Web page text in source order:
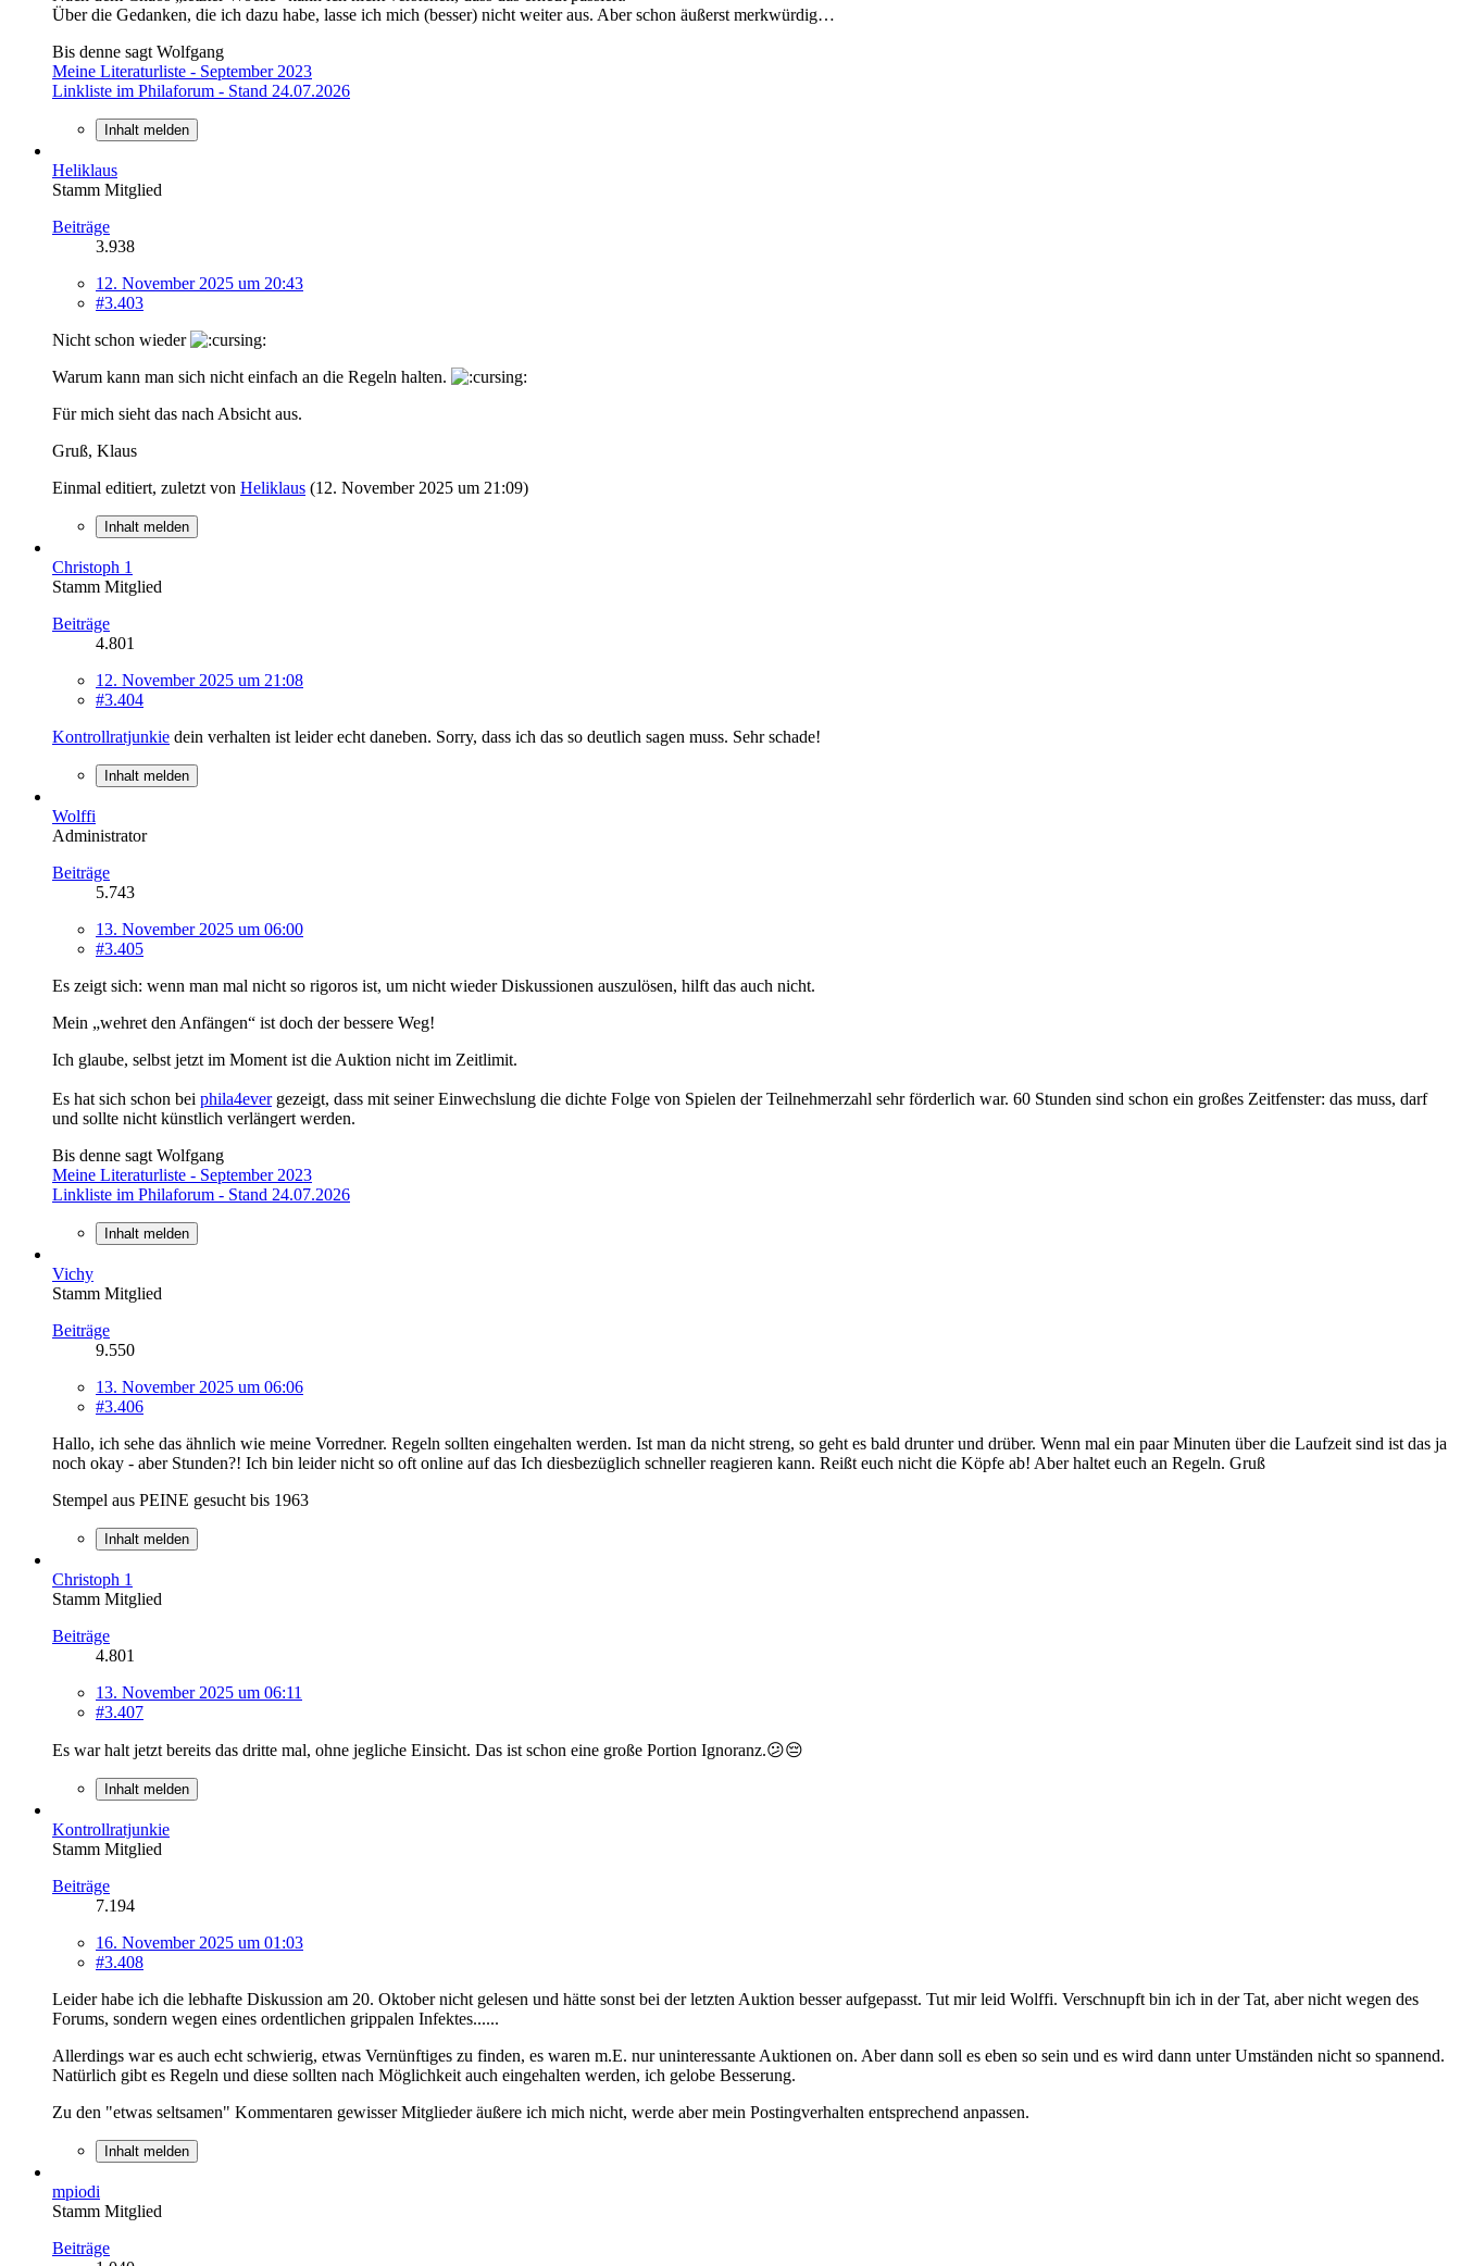
Über die Gedanken, die ich dazu habe, lasse ich mich (besser) nicht weiter aus. Aber schon äußerst merkwürdig…
Bis denne sagt Wolfgang
Meine Literaturliste - September 2023
Linkliste im Philaforum - Stand 24.07.2026
Inhalt melden
Heliklaus
Stamm Mitglied
Beiträge
3.938
12. November 2025 um 20:43
#3.403
Nicht schon wieder
Warum kann man sich nicht einfach an die Regeln halten.
Für mich sieht das nach Absicht aus.
Gruß, Klaus
Einmal editiert, zuletzt von Heliklaus (12. November 2025 um 21:09)
Inhalt melden
Christoph 1
Stamm Mitglied
Beiträge
4.801
12. November 2025 um 21:08
#3.404
Kontrollratjunkie dein verhalten ist leider echt daneben. Sorry, dass ich das so deutlich sagen muss. Sehr schade!
Inhalt melden
Wolffi
Administrator
Beiträge
5.743
13. November 2025 um 06:00
#3.405
Es zeigt sich: wenn man mal nicht so rigoros ist, um nicht wieder Diskussionen auszulösen, hilft das auch nicht.
Mein „wehret den Anfängen“ ist doch der bessere Weg!
Ich glaube, selbst jetzt im Moment ist die Auktion nicht im Zeitlimit.
Es hat sich schon bei phila4evergezeigt, dass mit seiner Einwechslung die dichte Folge von Spielen der Teilnehmerzahl sehr förderlich war. 60 Stunden sind schon ein großes Zeitfenster: das muss, darf
und sollte nicht künstlich verlängert werden.
Bis denne sagt Wolfgang
Meine Literaturliste - September 2023
Linkliste im Philaforum - Stand 24.07.2026
Inhalt melden
Vichy
Stamm Mitglied
Beiträge
9.550
13. November 2025 um 06:06
#3.406
Hallo, ich sehe das ähnlich wie meine Vorredner. Regeln sollten eingehalten werden. Ist man da nicht streng, so geht es bald drunter und drüber. Wenn mal ein paar Minuten über die Laufzeit sind ist das ja
noch okay - aber Stunden?! Ich bin leider nicht so oft online auf das Ich diesbezüglich schneller reagieren kann. Reißt euch nicht die Köpfe ab! Aber haltet euch an Regeln. Gruß
Stempel aus PEINE gesucht bis 1963
Inhalt melden
Christoph 1
Stamm Mitglied
Beiträge
4.801
13. November 2025 um 06:11
#3.407
Es war halt jetzt bereits das dritte mal, ohne jegliche Einsicht. Das ist schon eine große Portion Ignoranz.😕😔
Inhalt melden
Kontrollratjunkie
Stamm Mitglied
Beiträge
7.194
16. November 2025 um 01:03
#3.408
Leider habe ich die lebhafte Diskussion am 20. Oktober nicht gelesen und hätte sonst bei der letzten Auktion besser aufgepasst. Tut mir leid Wolffi. Verschnupft bin ich in der Tat, aber nicht wegen des
Forums, sondern wegen eines ordentlichen grippalen Infektes......
Allerdings war es auch echt schwierig, etwas Vernünftiges zu finden, es waren m.E. nur uninteressante Auktionen on. Aber dann soll es eben so sein und es wird dann unter Umständen nicht so spannend.
Natürlich gibt es Regeln und diese sollten nach Möglichkeit auch eingehalten werden, ich gelobe Besserung.
Zu den "etwas seltsamen" Kommentaren gewisser Mitglieder äußere ich mich nicht, werde aber mein Postingverhalten entsprechend anpassen.
Inhalt melden
mpiodi
Stamm Mitglied
Beiträge